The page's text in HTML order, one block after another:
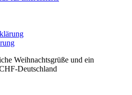
Weihnachtsgrüße und ein
Deutschland